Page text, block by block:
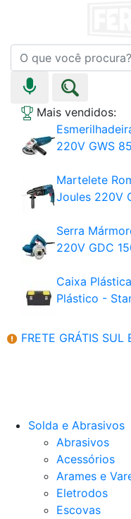
Mais vendidos:
220V GWS
Martelete
Joules 220V
Serra
220V GDC
Caixa
Plástico -
FRETE GRÁTIS SUL
Solda e Abrasivos
Abrasivos
Acessórios
Arames e
Eletrodos
Escovas